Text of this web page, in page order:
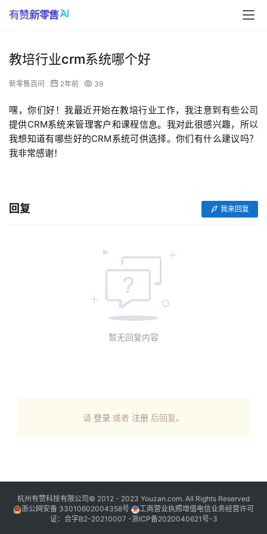
教培行业crm系统哪个好
新零售百问 2年前 39
嘿，你们好！我最近开始在教培行业工作，我注意到有些公司
提供CRM系统来管理客户和课程信息。我对此很感兴趣，所以
我想知道有哪些好的CRM系统可供选择。你们有什么建议吗？
我非常感谢！
回复 我来回复
暂无回复内容
请 登录 或者 注册 后回复。
杭州有赞科技有限公司© 2012 - 2023 Youzan.com. All Rights Reserved
浙公网安备 33010602004358号
工商营业执照增值电信业务经营许可
证：合字B2-20210007 -浙ICP备2020040621号-3